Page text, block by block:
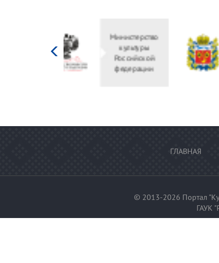
Министерство
Российской
федерации
ГЛАВНАЯ
© 2013-2026 Портал
ГАУК